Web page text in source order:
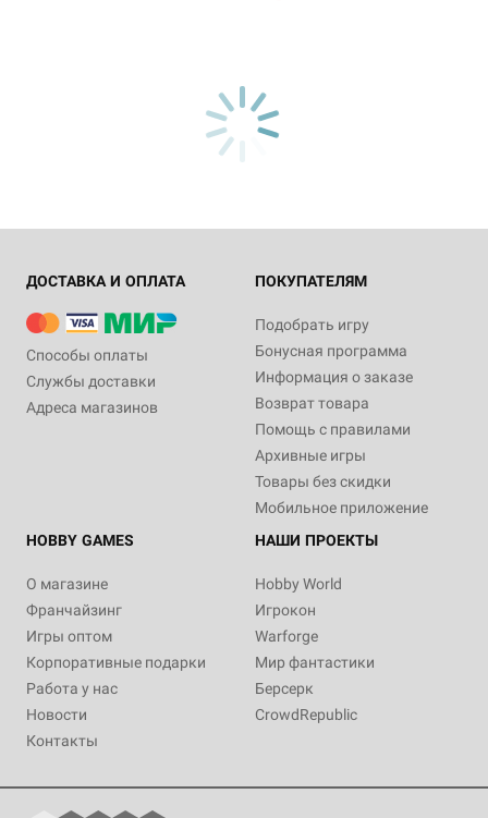
ДОСТАВКА И ОПЛАТА
Способы оплаты
Службы доставки
Адреса магазинов
ПОКУПАТЕЛЯМ
Подобрать игру
Бонусная программа
Информация о заказе
Возврат товара
Помощь с правилами
Архивные игры
Товары без скидки
Мобильное приложение
HOBBY GAMES
О магазине
Франчайзинг
Игры оптом
Корпоративные подарки
Работа у нас
Новости
Контакты
НАШИ ПРОЕКТЫ
Hobby World
Игрокон
Warforge
Мир фантастики
Берсерк
CrowdRepublic